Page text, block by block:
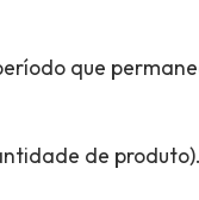
que
de produto).